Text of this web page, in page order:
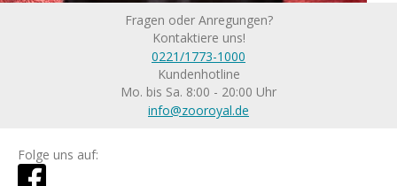
Fragen oder Anregungen?
Kontaktiere uns!
0221/1773-1000
Kundenhotline
Mo. bis Sa. 8:00 - 20:00 Uhr
info@zooroyal.de
Folge uns auf: